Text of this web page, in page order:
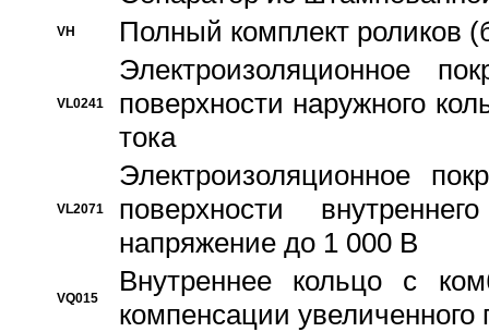
VH Полный комплект роликов
VL0241
Электроизоляционное
поверхности наружного
тока
VL2071
Электроизоляционное
поверхности
напряжение до 1 000 В
VQ015
Bнутреннее кольцо с
компенсации увеличенного